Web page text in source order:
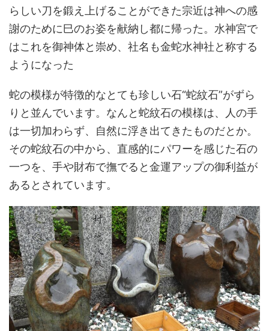
らしい刀を鍛え上げることができた宗近は神への感
謝のために巳のお姿を献納し都に帰った。水神宮で
はこれを御神体と崇め、社名も金蛇水神社と称する
ようになった
蛇の模様が特徴的なとても珍しい石“蛇紋石”がずら
りと並んでいます。なんと蛇紋石の模様は、人の手
は一切加わらず、自然に浮き出てきたものだとか。
その蛇紋石の中から、直感的にパワーを感じた石の
一つを、手や財布で撫でると金運アップの御利益が
あるとされています。